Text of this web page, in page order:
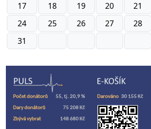
17
18 19 20 21
24
25 26 27 28
31